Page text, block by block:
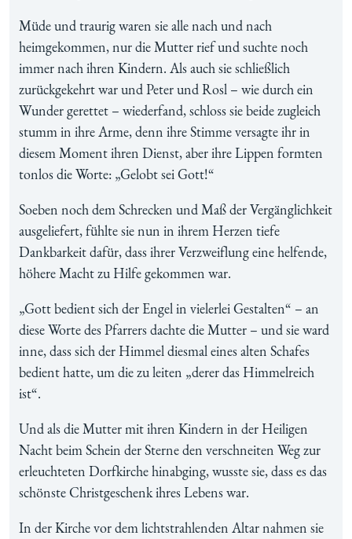
Müde und traurig waren sie alle nach und nach
heimgekommen, nur die Mutter rief und suchte noch
immer nach ihren Kindern. Als auch sie schließlich
zurückgekehrt war und Peter und Rosl – wie durch ein
Wunder gerettet – wiederfand, schloss sie beide zugleich
stumm in ihre Arme, denn ihre Stimme versagte ihr in
diesem Moment ihren Dienst, aber ihre Lippen formten
tonlos die Worte: „Gelobt sei Gott!“
Soeben noch dem Schrecken und Maß der Vergänglichkeit
ausgeliefert, fühlte sie nun in ihrem Herzen tiefe
Dankbarkeit dafür, dass ihrer Verzweiflung eine helfende,
höhere Macht zu Hilfe gekommen war.
„Gott bedient sich der Engel in vielerlei Gestalten“ – an
diese Worte des Pfarrers dachte die Mutter – und sie ward
inne, dass sich der Himmel diesmal eines alten Schafes
bedient hatte, um die zu leiten „derer das Himmelreich
ist“.
Und als die Mutter mit ihren Kindern in der Heiligen
Nacht beim Schein der Sterne den verschneiten Weg zur
erleuchteten Dorfkirche hinabging, wusste sie, dass es das
schönste Christgeschenk ihres Lebens war.
In der Kirche vor dem lichtstrahlenden Altar nahmen sie